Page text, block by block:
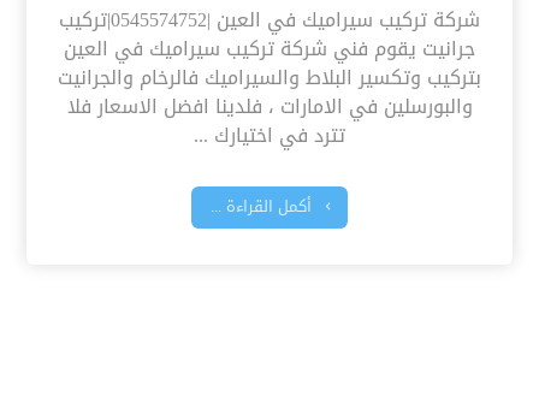
شركة تركيب سيراميك في العين |0545574752|تركيب
جرانيت يقوم فني شركة تركيب سيراميك في العين
بتركيب وتكسير البلاط والسيراميك فالرخام والجرانيت
والبورسلين في الامارات ، فلدينا افضل الاسعار فلا
تترد في اختيارك ...
أكمل القراءة ...